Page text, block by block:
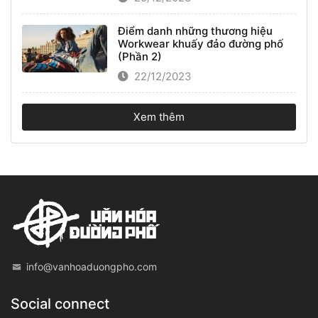
Điểm danh những thương hiệu
Workwear khuấy đảo đường phố
(Phần 2)
22/12/2023
Xem thêm
info@vanhoaduongpho.com
Social connect